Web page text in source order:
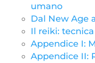
umano
Dal New Age
Il reiki:
Appendice I:
Appendice II: